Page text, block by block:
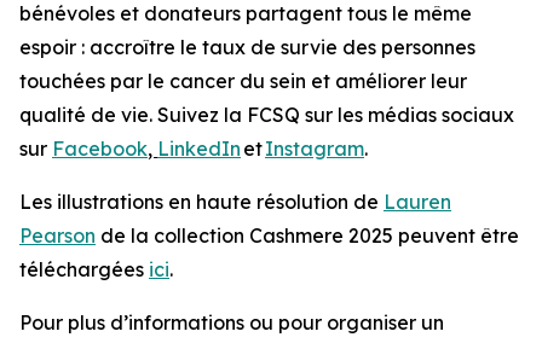
bénévoles et donateurs partagent tous le même
espoir : accroître le taux de survie des personnes
touchées par le cancer du sein et améliorer leur
qualité de vie. Suivez la FCSQ sur les médias sociaux
sur Facebook, LinkedIn etInstagram.
Les illustrations en haute résolution de Lauren
Pearson de la collection Cashmere 2025 peuvent être
téléchargées ici.
Pour plus d’informations ou pour organiser un